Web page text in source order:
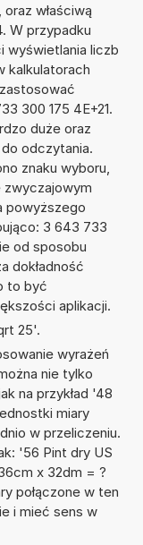
oraz właściwą
W przypadku
wyświetlania liczb
kalkulatorach
300 175 4E+21.
duże oraz
do odczytania.
znaku wyboru,
zwyczajowym
powyższego
3 643 733
od sposobu
dokładność
to być
aplikacji.
25'.
wyrażeń
nie tylko
na przykład '48
miary
w przeliczeniu.
'56 Pint dry US
x 32dm = ?
połączone w ten
i mieć sens w